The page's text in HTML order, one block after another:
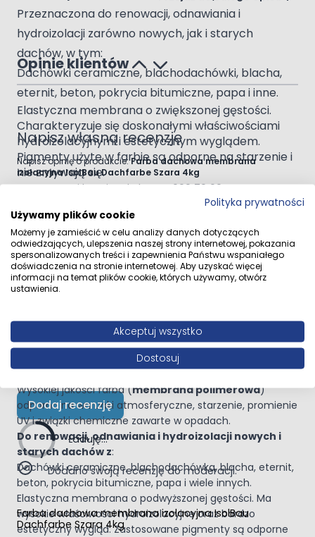
Przeznaczona do renowacji, odnawiania i
hydroizolacji zarówno nowych, jak i starych
dachów, w tym:
Dachówki ceramiczne, blachodachówki, blacha,
eternit, beton, pokrycia bitumiczne, papa i inne.
Elastyczna membrana o zwiększonej gęstości.
Charakteryzuje się doskonałymi właściwościami
hydroizolacyjnymi i estetycznym wyglądem.
Pigmenty użyte w farbie są odporne na starzenie i
nie zmywają się.
KOLOR: Tutaj kupujesz kolor RAL 000 70 00
Grubość pojedynczej warstwy: 0,8-1,2 mm
Czas schnięcia warstwy do 12 godzin
Liczba warstw: co najmniej 2 (zalecane 3)
Grubość gotowej, suchej powłoki: 1,5 mm
Utwardzanie po 24 godzinach*
Bardzo zbliżony do pierwszego zdjęcia.
Jeśli chcesz zobaczyć jak wygląda kolor, szukaj
NUMERU koloru RAL w grafikach wyszukiwarki
Wysokiej jakości farba (membrana polimerowa)
odporna na warunki atmosferyczne, starzenie, promienie
UV i związki chemiczne zawarte w opadach.
Do renowacji, odnawiania i hydroizolacji nowych i
starych dachów z:
Dachówki ceramiczne, blachodachówka, blacha, eternit,
beton, pokrycia bitumiczne, papa i wiele innych.
Elastyczna membrana o podwyższonej gęstości. Ma
wysokie właściwości hydroizolacyjne oraz bardzo
estetyczny wygląd. Zastosowane pigmenty są odporne
Opinie klientów
Napisz własną recenzję
Napisz opinię o produkcie:Farba dachowa membrana
izolacyjna IsolBau Dachfarbe Szara 4kg
Twoja ocena:
Autor
Podsumowanie
Dodaj recenzję
Ładuję...
Dodano swoją recenzję do moderacji.
Farba dachowa membrana izolacyjna IsolBau
Dachfarbe Szara 4kg
Polityka prywatności
Używamy plików cookie
Możemy je zamieścić w celu analizy danych dotyczących
odwiedzających, ulepszenia naszej strony internetowej, pokazania
spersonalizowanych treści i zapewnienia Państwu wspaniałego
doświadczenia na stronie internetowej. Aby uzyskać więcej
informacji na temat plików cookie, których używamy, otwórz
ustawienia.
Akceptuj wszystko
Dostosuj